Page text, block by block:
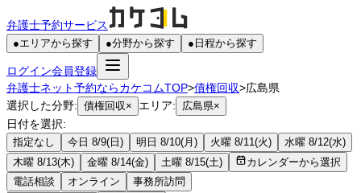
弁護士予約サービス
●エリアから探す ●分野から探す ● 日程から探す
ログイン会員登録
弁護士ネット予約ならカケコムTOP>債権回収>広島県
選択した分野: 債権回収× エリア: 広島県×
日付を選択:
指定なし 今日 8/9(日) 明日 8/10(月) 火曜 8/11(火)
水曜 8/12(水)
木曜 8/13(木)
金曜 8/14(金) 土曜 8/15(土)
カレンダーから選択
電話相談
オンライン
事務所訪問